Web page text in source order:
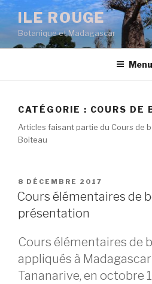
Aller
contenu
principal
ILE ROUGE
Botanique et Madagascar
Menu
CATÉGORIE : COURS DE
Articles faisant partie du Cours de
Boiteau
PUBLIÉ
LE
8 DÉCEMBRE 2017
Cours élémentaires de
présentation
Cours élémentaires de
appliqués à
Tananarive, en octobre